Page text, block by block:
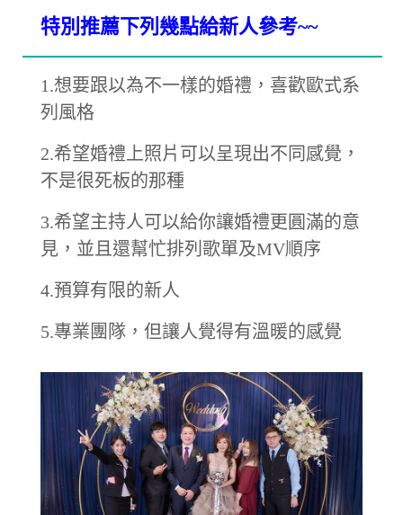
特別推薦下列幾點給新人參考~~
1.想要跟以為不一樣的婚禮，喜歡歐式系
列風格
2.希望婚禮上照片可以呈現出不同感覺，
不是很死板的那種
3.希望主持人可以給你讓婚禮更圓滿的意
見，並且還幫忙排列歌單及MV順序
4.預算有限的新人
5.專業團隊，但讓人覺得有溫暖的感覺